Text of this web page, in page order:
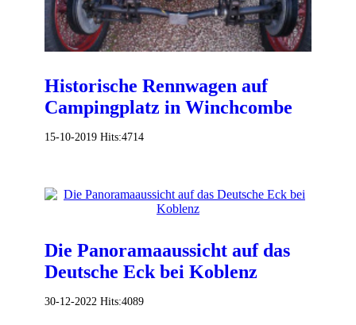
Historische Rennwagen auf
Campingplatz in Winchcombe
15-10-2019 Hits:4714
Die Panoramaaussicht auf das
Deutsche Eck bei Koblenz
30-12-2022 Hits:4089